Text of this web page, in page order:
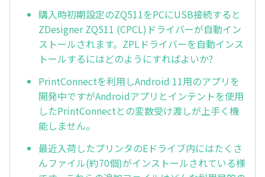
購入時初期設定のZQ511をPCにUSB接続すると
ZDesigner ZQ511 (CPCL)ドライバーが自動イン
ストールされます。ZPLドライバーを自動インス
トールするにはどのようにすればよいか?
PrintConnectを利用しAndroid 11用のアプリを
開発中ですがAndroidアプリとインテントを使用
したPrintConnectとの変数受け渡しが上手く機
能しません。
最近入荷したプリンタのEドライブ内にはたくさ
んファイル(約70個)がインストールされている様